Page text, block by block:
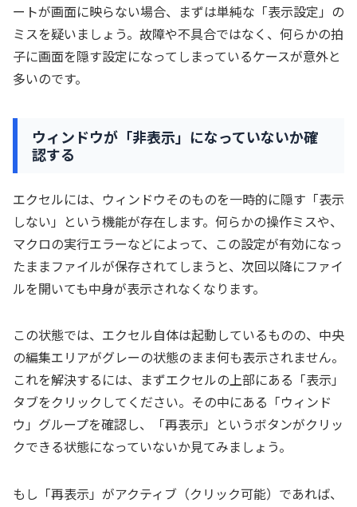
ートが画面に映らない場合、まずは単純な「表示設定」の
ミスを疑いましょう。故障や不具合ではなく、何らかの拍
子に画面を隠す設定になってしまっているケースが意外と
多いのです。
ウィンドウが「非表示」になっていないか確
認する
エクセルには、ウィンドウそのものを一時的に隠す「表示
しない」という機能が存在します。何らかの操作ミスや、
マクロの実行エラーなどによって、この設定が有効になっ
たままファイルが保存されてしまうと、次回以降にファイ
ルを開いても中身が表示されなくなります。
この状態では、エクセル自体は起動しているものの、中央
の編集エリアがグレーの状態のまま何も表示されません。
これを解決するには、まずエクセルの上部にある「表示」
タブをクリックしてください。その中にある「ウィンド
ウ」グループを確認し、「再表示」というボタンがクリッ
クできる状態になっていないか見てみましょう。
もし「再表示」がアクティブ（クリック可能）であれば、